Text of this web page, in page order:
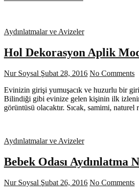
Aydınlatmalar ve Avizeler
Hol Dekorasyon Aplik
Nur Soysal Şubat 28, 2016 No Comments
Evinizin girişi yumuşacık ve huzurlu bir
Bilindiği gibi evinize gelen kişinin ilk
görüntüsü olacaktır. Sıcak, samimi,
Aydınlatmalar ve Avizeler
Bebek Odası Aydınlatma
Nur Soysal Şubat 26, 2016 No Comments